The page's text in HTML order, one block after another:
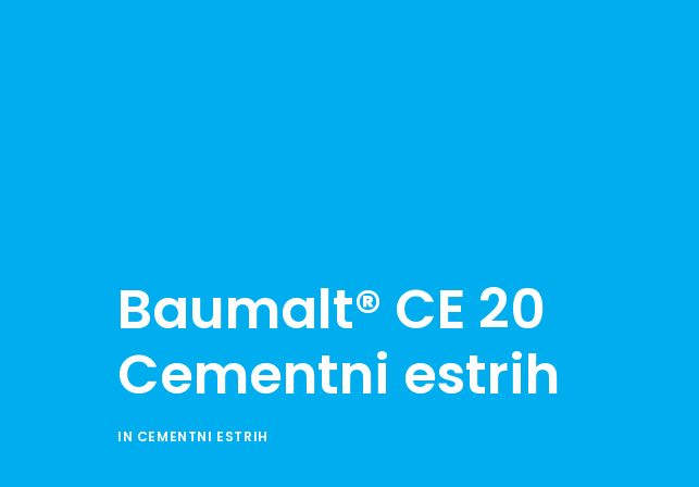
Baumalt® CE 20
Cementni estrih
IN CEMENTNI ESTRIH